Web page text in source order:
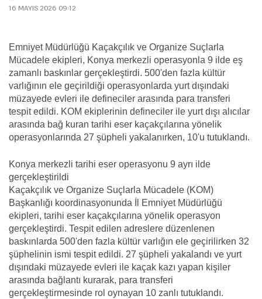
16 MAYIS 2026 09:12
Emniyet Müdürlüğü Kaçakçılık ve Organize Suçlarla
Mücadele ekipleri, Konya merkezli operasyonla 9 ilde eş
zamanlı baskınlar gerçekleştirdi. 500'den fazla kültür
varlığının ele geçirildiği operasyonlarda yurt dışındaki
müzayede evleri ile defineciler arasında para transferi
tespit edildi. KOM ekiplerinin defineciler ile yurt dışı alıcılar
arasında bağ kuran tarihi eser kaçakçılarına yönelik
operasyonlarında 27 şüpheli yakalanırken, 10'u tutuklandı.
Konya merkezli tarihi eser operasyonu 9 ayrı ilde
gerçekleştirildi
Kaçakçılık ve Organize Suçlarla Mücadele (KOM)
Başkanlığı koordinasyonunda İl Emniyet Müdürlüğü
ekipleri, tarihi eser kaçakçılarına yönelik operasyon
gerçekleştirdi. Tespit edilen adreslere düzenlenen
baskınlarda 500'den fazla kültür varlığın ele geçirilirken 32
şüphelinin ismi tespit edildi. 27 şüpheli yakalandı ve yurt
dışındaki müzayede evleri ile kaçak kazı yapan kişiler
arasında bağlantı kurarak, para transferi
gerçekleştirmesinde rol oynayan 10 zanlı tutuklandı.